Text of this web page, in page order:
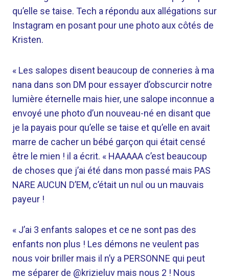
qu’elle se taise. Tech a répondu aux allégations sur
Instagram en posant pour une photo aux côtés de
Kristen.
« Les salopes disent beaucoup de conneries à ma
nana dans son DM pour essayer d’obscurcir notre
lumière éternelle mais hier, une salope inconnue a
envoyé une photo d’un nouveau-né en disant que
je la payais pour qu’elle se taise et qu’elle en avait
marre de cacher un bébé garçon qui était censé
être le mien ! il a écrit. « HAAAAA c’est beaucoup
de choses que j’ai été dans mon passé mais PAS
NARE AUCUN D’EM, c’était un nul ou un mauvais
payeur !
« J’ai 3 enfants salopes et ce ne sont pas des
enfants non plus ! Les démons ne veulent pas
nous voir briller mais il n’y a PERSONNE qui peut
me séparer de @krizieluv mais nous 2 ! Nous